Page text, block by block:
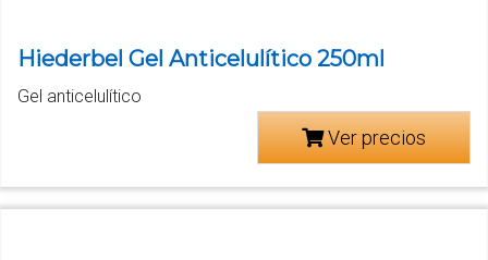
Hiederbel Gel Anticelulítico 250ml
Gel anticelulítico
Ver precios